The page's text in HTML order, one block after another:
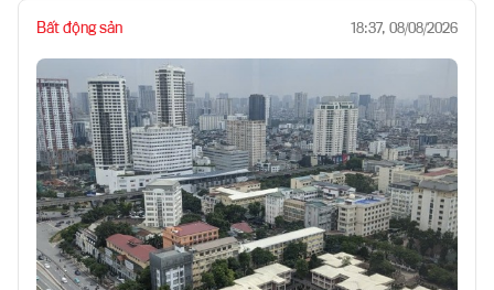
Bất động sản 18:37, 08/08/2026